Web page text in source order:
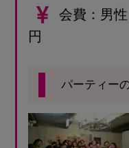
会費
男
円
パーティー